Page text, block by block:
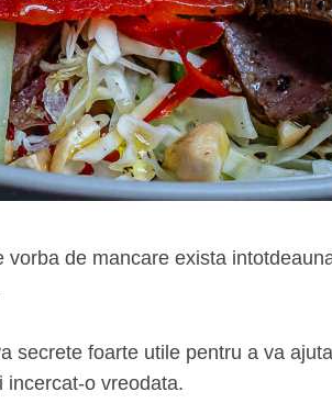
vorba de mancare exista
secrete foarte utile pentru a va
incercat-o vreodata.